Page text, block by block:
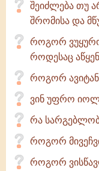
შეიძლება თუ
შრომისა და
როგორ
როდესაც
როგორ
ვინ უფრო
რა
როგორ
როგორ